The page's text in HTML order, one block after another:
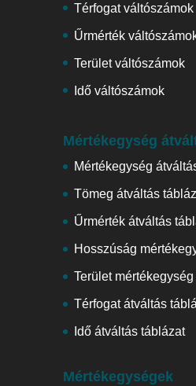
Térfogat váltószámok
Űrmérték
Terület váltószámok
Idő váltószámok
Mértékegység
Mértékegység
Tömeg átváltás
Űrmérték átváltás
Hosszúság
Terület
Térfogat átváltás
Idő átváltás táblázat
Mértékegységek